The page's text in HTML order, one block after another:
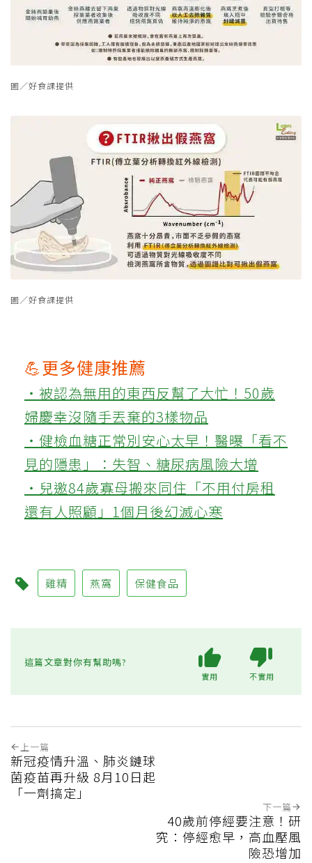
圖／好食課提供
圖／好食課提供
💪更多健康推薦
‧被認為無用的東西反幫了大忙！50歲
婦慶幸沒隨手丟棄的3樣物品
‧健檢血糖正常別安心太早！醫曝「看不
見的隱患」：失智、糖尿病風險大增
‧兒邀84歲寡母搬來同住「不用付房租
還有人照顧」1個月後幻滅心寒
雞精 燕窩 保健食品
這篇文章對你有幫助嗎?
實用 不實用
上一篇
新冠疫情升溫、肺炎鏈球
菌疫苗再升級 8月10日起
「一劑搞定」
下一篇
40歲前停經要注意！研
究：停經愈早，高血壓風
險恐增加